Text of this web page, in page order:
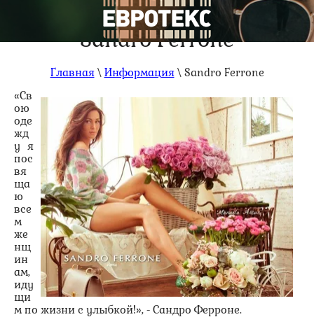
Sandro Ferrone
Главная\ Информация\ Sandro Ferrone
«Св
ою
оде
жд
у я
пос
вя
ща
ю
все
м
же
нщ
ин
ам,
иду
щи
м по жизни с улыбкой!», - Сандро Ферроне.